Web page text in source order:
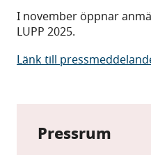
Pressrum
I november öppnar
LUPP 2025.
Länk till